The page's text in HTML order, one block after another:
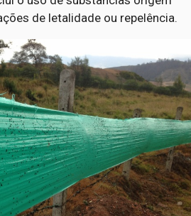
de letalidade ou repelência.